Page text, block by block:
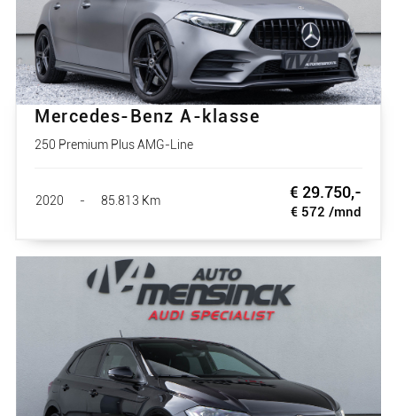
Mercedes-Benz A-klasse
250 Premium Plus AMG-Line
2020 - 85.813 Km € 29.750,-
€ 572 /mnd